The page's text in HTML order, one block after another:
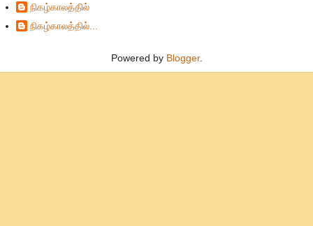
நிகழ்காலத்தில்
நிகழ்காலத்தில்...
Powered by Blogger.